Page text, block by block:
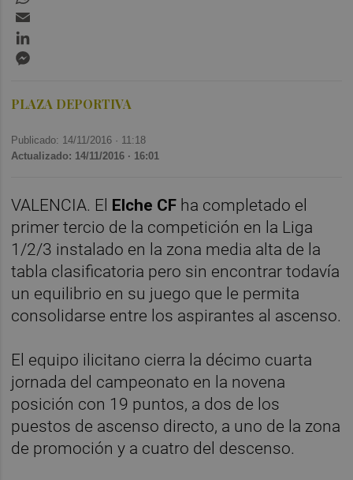
PLAZA DEPORTIVA
Publicado: 14/11/2016 · 11:18
Actualizado: 14/11/2016 · 16:01
VALENCIA. El Elche CF ha completado el
primer tercio de la competición en la Liga
1/2/3 instalado en la zona media alta de la
tabla clasificatoria pero sin encontrar todavía
un equilibrio en su juego que le permita
consolidarse entre los aspirantes al ascenso.
El equipo ilicitano cierra la décimo cuarta
jornada del campeonato en la novena
posición con 19 puntos, a dos de los
puestos de ascenso directo, a uno de la zona
de promoción y a cuatro del descenso.